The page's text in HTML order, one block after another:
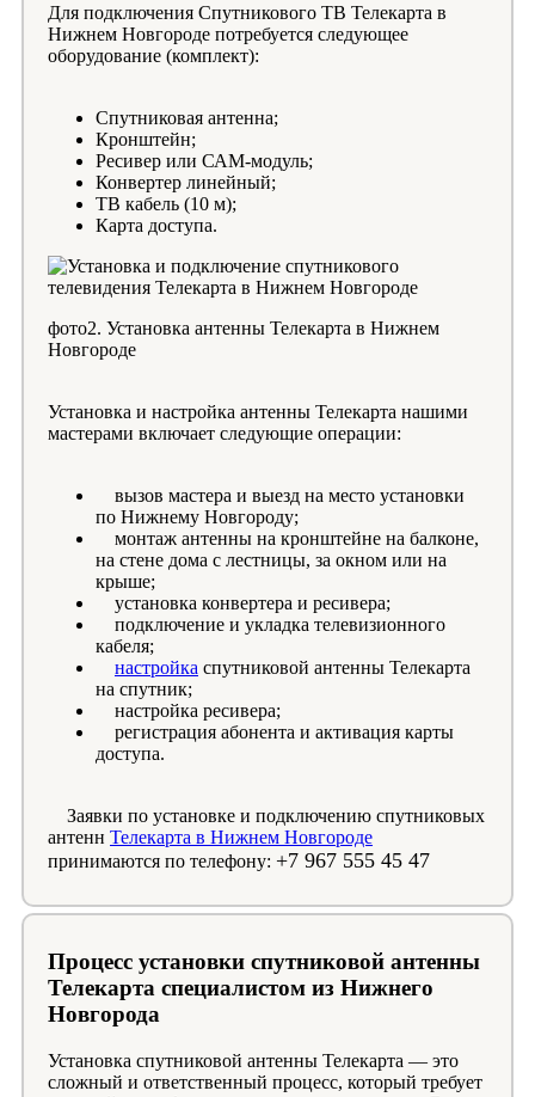
Для подключения Спутникового ТВ Телекарта в
Нижнем Новгороде потребуется следующее
оборудование (комплект):
Спутниковая антенна;
Кронштейн;
Ресивер или САМ-модуль;
Конвертер линейный;
ТВ кабель (10 м);
Карта доступа.
фото2. Установка антенны Телекарта в Нижнем
Новгороде
Установка и настройка антенны Телекарта нашими
мастерами включает следующие операции:
вызов мастера и выезд на место установки
по Нижнему Новгороду;
монтаж антенны на кронштейне на балконе,
на стене дома с лестницы, за окном или на
крыше;
установка конвертера и ресивера;
подключение и укладка телевизионного
кабеля;
настройка спутниковой антенны Телекарта
на спутник;
настройка ресивера;
регистрация абонента и активация карты
доступа.
Заявки по установке и подключению спутниковых
антенн Телекарта в Нижнем Новгороде
принимаются по телефону: +7 967 555 45 47
Процесс установки спутниковой антенны
Телекарта специалистом из Нижнего
Новгорода
Установка спутниковой антенны Телекарта — это
сложный и ответственный процесс, который требует